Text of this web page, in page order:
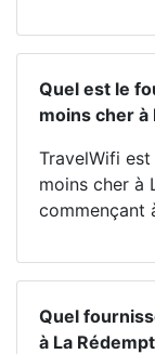
Quel est le
moins cher à
TravelWifi
moins cher à
commençant
Quel
à La